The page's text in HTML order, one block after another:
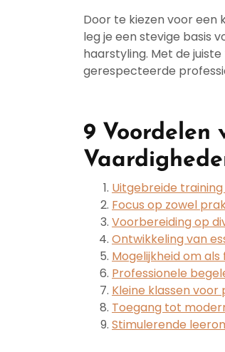
Door te kiezen voor een
leg je een stevige basis
haarstyling. Met de
gerespecteerde
9 Voordelen
Uitgebreide
Focus op zowel
Voorbereiding op
Ontwikkeling van
Mogelijkheid om
Professionele
Kleine klassen
Toegang tot
Stimulerende